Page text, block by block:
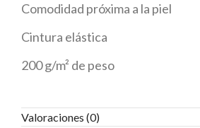
Comodidad próxima a la piel
Cintura elástica
200 g/m² de peso
Valoraciones (0)